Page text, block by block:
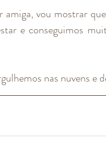
vou mostrar
e conseguimos
nas nuvens e